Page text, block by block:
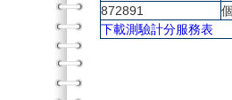
872891
下載測驗計分服務表